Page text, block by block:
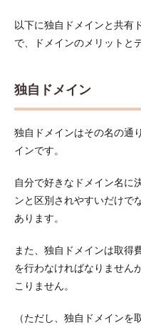
イン
名を
決め
るポ
ト
2.1
トや
サー
に関
せる
2.2
内容
たキ
以下に独自ドメインと共有
で、ドメインのメリットと
独自ドメイン
独自ドメインはその名の通
インです。
自分で好きなドメイン名に
ンと区別されやすいだけで
あります。
また、独自ドメインは取得
を行わなければなりません
こりません。
（ただし、独自ドメインを